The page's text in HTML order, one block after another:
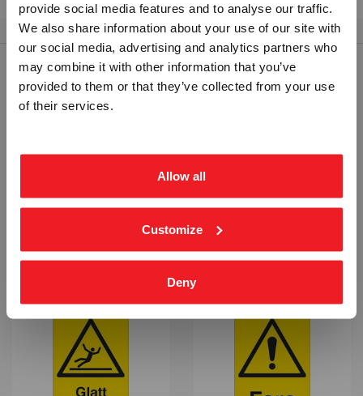
provide social media features and to analyse our traffic.
We also share information about your use of our site with
our social media, advertising and analytics partners who
may combine it with other information that you’ve
provided to them or that they’ve collected from your use
of their services.
Allow all
Customize
Deny
RELATERTE PRODUKTER
Vennligst velg portal
BEDRIFT PRIVAT